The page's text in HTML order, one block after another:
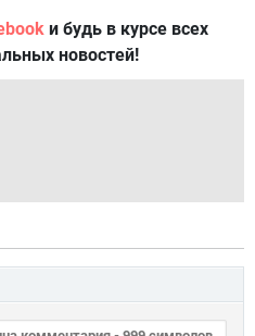
и будь в курсе всех
новостей!